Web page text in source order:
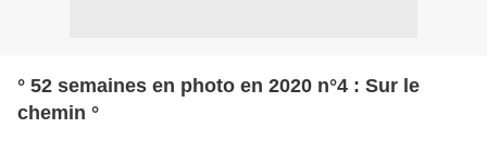
° 52 semaines en photo en 2020 n°4 : Sur le
chemin °